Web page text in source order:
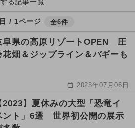
る記事一覧
/ 1ページ 全6件
阜県の高原リゾートOPEN 圧
花畑＆ジップライン＆バギーも
2023年07月06日
2023】夏休みの大型「恐竜イ
ント」6選 世界初公開の展示